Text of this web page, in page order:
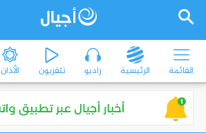
القائمة الرئيسية راديو تلفزيون الأذان